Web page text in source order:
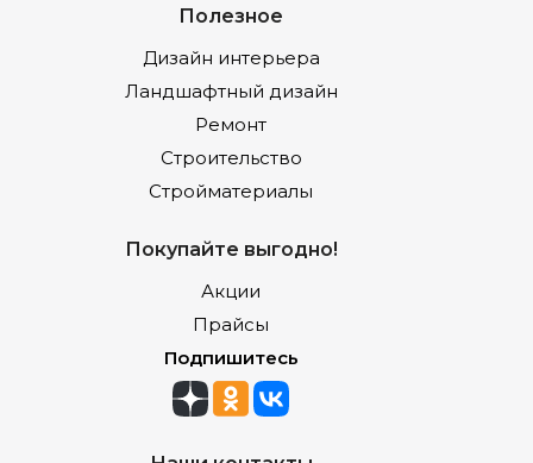
Полезное
Дизайн интерьера
Ландшафтный дизайн
Ремонт
Строительство
Стройматериалы
Покупайте выгодно!
Акции
Прайсы
Подпишитесь